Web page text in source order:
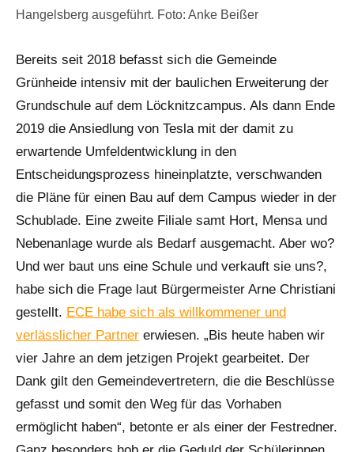
Hangelsberg ausgeführt. Foto: Anke Beißer
Bereits seit 2018 befasst sich die Gemeinde
Grünheide intensiv mit der baulichen Erweiterung der
Grundschule auf dem Löcknitzcampus. Als dann Ende
2019 die Ansiedlung von Tesla mit der damit zu
erwartende Umfeldentwicklung in den
Entscheidungsprozess hineinplatzte, verschwanden
die Pläne für einen Bau auf dem Campus wieder in der
Schublade. Eine zweite Filiale samt Hort, Mensa und
Nebenanlage wurde als Bedarf ausgemacht. Aber wo?
Und wer baut uns eine Schule und verkauft sie uns?,
habe sich die Frage laut Bürgermeister Arne Christiani
gestellt. ECE habe sich als willkommener und
verlässlicher Partner erwiesen. „Bis heute haben wir
vier Jahre an dem jetzigen Projekt gearbeitet. Der
Dank gilt den Gemeindevertretern, die die Beschlüsse
gefasst und somit den Weg für das Vorhaben
ermöglicht haben“, betonte er als einer der Festredner.